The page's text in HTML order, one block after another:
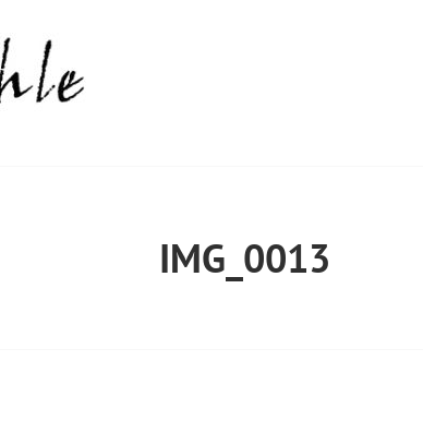
IMG_0013